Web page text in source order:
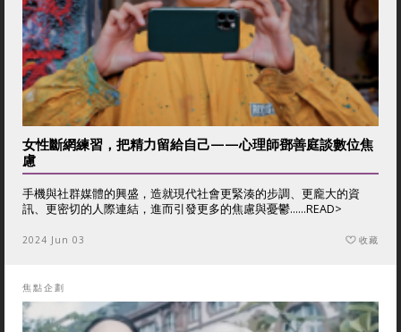
女性斷網練習，把精力留給自己——心理師鄧善庭談數位焦
慮
手機與社群媒體的興盛，造就現代社會更緊湊的步調、更龐大的資
訊、更密切的人際連結，進而引發更多的焦慮與憂鬱......READ>
2024 Jun 03 收藏
焦點企劃